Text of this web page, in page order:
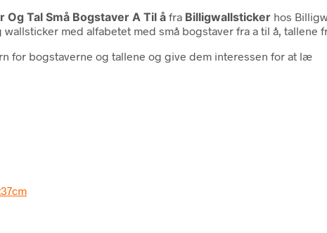
Tal Små Bogstaver A Til å fra Billigwallsticker hos
med alfabetet med små bogstaver fra a til å, tallene
for bogstaverne og tallene og give dem interessen for at læ